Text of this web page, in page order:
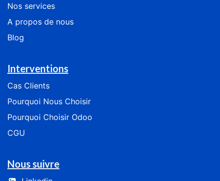
Nos services
​​​​​​​​​​A​ ​p​ro​p​os​ ​de ​n​o​us
Blog
Interventions
Cas Clients
​​​​​​Pourquoi Nous Choisir​​​​​​
​​​​​​​​Pourquoi Choisir Odoo​​​​​​​​
CGU
Nous suivre